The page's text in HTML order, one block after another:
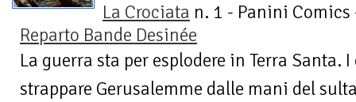
La Crociata n. 1 - Panini Comics
Reparto Bande Desinée
La guerra sta per esplodere in Terra
strappare Gerusalemme dalle mani del